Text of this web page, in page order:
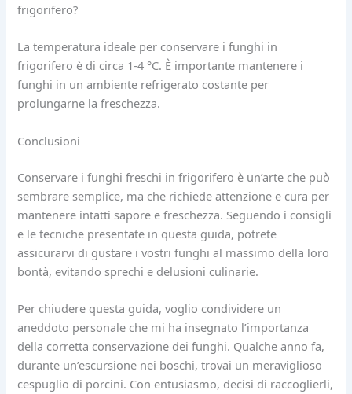
frigorifero?
La temperatura ideale per conservare i funghi in
frigorifero è di circa 1-4 °C. È importante mantenere i
funghi in un ambiente refrigerato costante per
prolungarne la freschezza.
Conclusioni
Conservare i funghi freschi in frigorifero è un’arte che può
sembrare semplice, ma che richiede attenzione e cura per
mantenere intatti sapore e freschezza. Seguendo i consigli
e le tecniche presentate in questa guida, potrete
assicurarvi di gustare i vostri funghi al massimo della loro
bontà, evitando sprechi e delusioni culinarie.
Per chiudere questa guida, voglio condividere un
aneddoto personale che mi ha insegnato l’importanza
della corretta conservazione dei funghi. Qualche anno fa,
durante un’escursione nei boschi, trovai un meraviglioso
cespuglio di porcini. Con entusiasmo, decisi di raccoglierli,